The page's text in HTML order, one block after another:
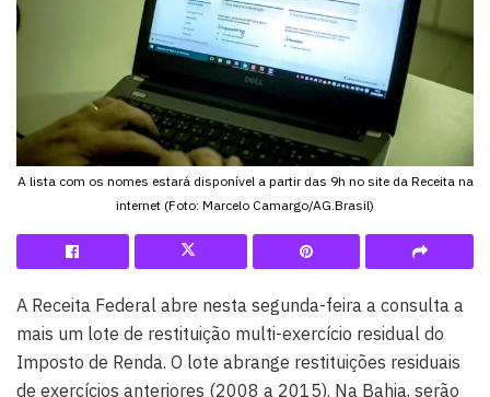
A lista com os nomes estará disponível a partir das 9h no site da Receita na
internet (Foto: Marcelo Camargo/AG.Brasil)
A Receita Federal abre nesta segunda-feira a consulta a
mais um lote de restituição multi-exercício residual do
Imposto de Renda. O lote abrange restituições residuais
de exercícios anteriores (2008 a 2015). Na Bahia, serão